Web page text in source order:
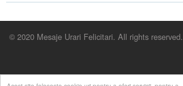
© 2020 Mesaje Urari Felicitari. All rights reserved.